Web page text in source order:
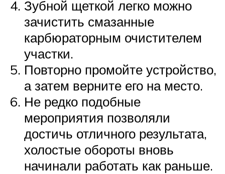
Зубной щеткой легко можно
зачистить смазанные
карбюраторным очистителем
участки.
Повторно промойте устройство,
а затем верните его на место.
Не редко подобные
мероприятия позволяли
достичь отличного результата,
холостые обороты вновь
начинали работать как раньше.